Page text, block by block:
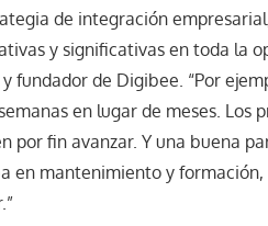
de integración
y significativas en toda la
fundador de Digibee. “Por
en lugar de meses. Los
por fin avanzar. Y una buena
en mantenimiento y formación,